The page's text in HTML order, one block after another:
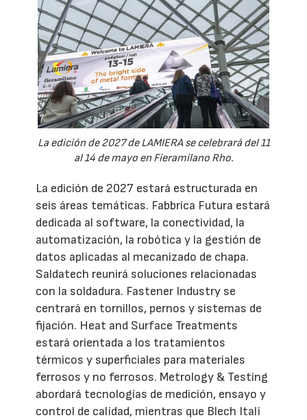
La edición de 2027 de LAMIERA se celebrará del 11
al 14 de mayo en Fieramilano Rho.
La edición de 2027 estará estructurada en
seis áreas temáticas. Fabbrica Futura estará
dedicada al software, la conectividad, la
automatización, la robótica y la gestión de
datos aplicadas al mecanizado de chapa.
Saldatech reunirá soluciones relacionadas
con la soldadura. Fastener Industry se
centrará en tornillos, pernos y sistemas de
fijación. Heat and Surface Treatments
estará orientada a los tratamientos
térmicos y superficiales para materiales
ferrosos y no ferrosos. Metrology & Testing
abordará tecnologías de medición, ensayo y
control de calidad, mientras que Blech Itali